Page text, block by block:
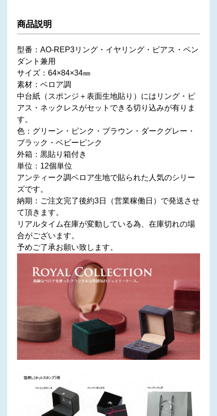
商品説明
型番：AO-REP3リング・イヤリング・ピアス・ペン
ダント兼用
サイズ：64×84×34㎜
素材：ベロア調
中台紙（スポンジ＋表面生地貼り）にはリング・ピ
アス・ネックレスがセットできる切り込みが有りま
す。
色：グリーン・ピンク・ブラウン・ダークグレー・
ブラック・ベビーピンク
外箱：黒貼り箱付き
単位：12個単位
アンティーク調ベロア生地で貼られた人気のシリー
ズです。
納期：ご注文完了後約3日（営業稼働日）で発送させ
て頂きます。
リアルタイム在庫が変動している為、在庫切れの場
合がございます。
予めご了承お願い致します。